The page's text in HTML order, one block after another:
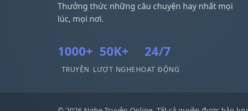
Thưởng thức những câu chuyện hay nhất mọi
lúc, mọi nơi.
1000+
TRUYỆN
50K+
LƯỢT NGHE
24/7
HOẠT ĐỘNG